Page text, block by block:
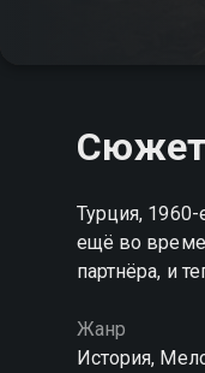
Сюжет
Турция,
ещё во
партнёра, и
Жанр
История,